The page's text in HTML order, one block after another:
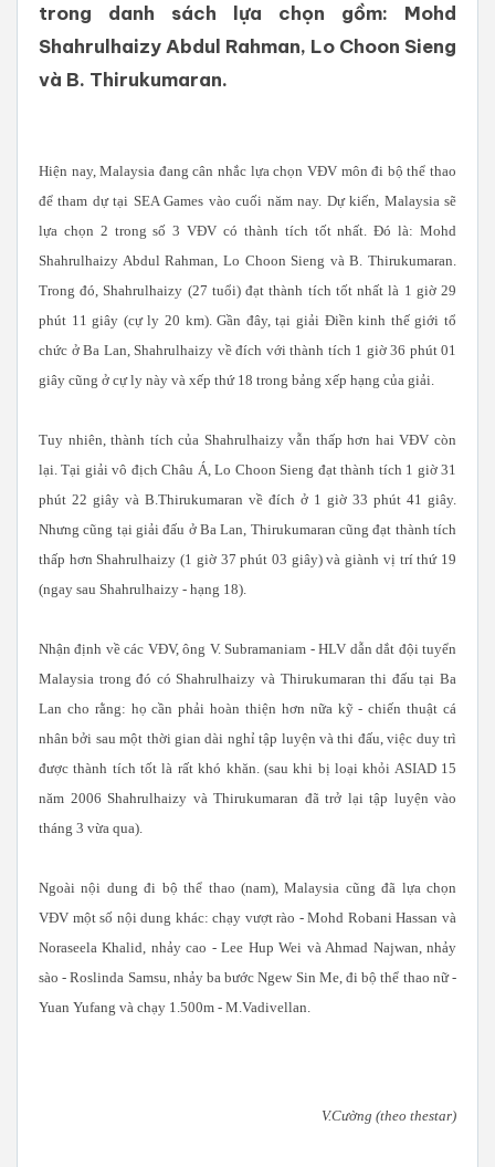
trong danh sách lựa chọn gồm: Mohd
Shahrulhaizy Abdul Rahman, Lo Choon Sieng
và B. Thirukumaran.
Hiện nay, Malaysia đang cân nhắc lựa chọn VĐV môn đi bộ thể thao
để tham dự tại SEA Games vào cuối năm nay. Dự kiến, Malaysia sẽ
lựa chọn 2 trong số 3 VĐV có thành tích tốt nhất. Đó là: Mohd
Shahrulhaizy Abdul Rahman, Lo Choon Sieng và B. Thirukumaran.
Trong đó, Shahrulhaizy (27 tuổi) đạt thành tích tốt nhất là 1 giờ 29
phút 11 giây (cự ly 20 km). Gần đây, tại giải Điền kinh thế giới tổ
chức ở Ba Lan, Shahrulhaizy về đích với thành tích 1 giờ 36 phút 01
giây cũng ở cự ly này và xếp thứ 18 trong bảng xếp hạng của giải.
Tuy nhiên, thành tích của Shahrulhaizy vẫn thấp hơn hai VĐV còn
lại. Tại giải vô địch Châu Á, Lo Choon Sieng đạt thành tích 1 giờ 31
phút 22 giây và B.Thirukumaran về đích ở 1 giờ 33 phút 41 giây.
Nhưng cũng tại giải đấu ở Ba Lan, Thirukumaran cũng đạt thành tích
thấp hơn Shahrulhaizy (1 giờ 37 phút 03 giây) và giành vị trí thứ 19
(ngay sau Shahrulhaizy - hạng 18).
Nhận định về các VĐV, ông V. Subramaniam - HLV dẫn dắt đội tuyển
Malaysia trong đó có Shahrulhaizy và Thirukumaran thi đấu tại Ba
Lan cho rằng: họ cần phải hoàn thiện hơn nữa kỹ - chiến thuật cá
nhân bởi sau một thời gian dài nghỉ tập luyện và thi đấu, việc duy trì
được thành tích tốt là rất khó khăn. (sau khi bị loại khỏi ASIAD 15
năm 2006 Shahrulhaizy và Thirukumaran đã trở lại tập luyện vào
tháng 3 vừa qua).
Ngoài nội dung đi bộ thể thao (nam), Malaysia cũng đã lựa chọn
VĐV một số nội dung khác: chạy vượt rào - Mohd Robani Hassan và
Noraseela Khalid, nhảy cao - Lee Hup Wei và Ahmad Najwan, nhảy
sào - Roslinda Samsu, nhảy ba bước Ngew Sin Me, đi bộ thể thao nữ -
Yuan Yufang và chạy 1.500m - M.Vadivellan.
V.Cường (theo thestar)